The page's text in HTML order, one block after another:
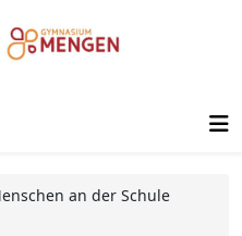
an der Schule